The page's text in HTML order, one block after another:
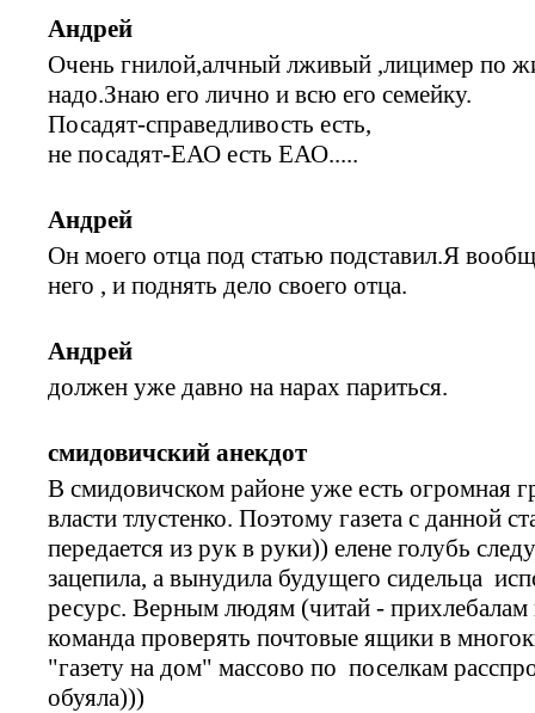
Андрей
Очень гнилой,алчный лживый ,лицимер по
надо.Знаю его лично и всю его семейку.
Посадят-справедливость есть,
не посадят-ЕАО есть ЕАО.....
Андрей
Он моего отца под статью подставил.Я
него , и поднять дело своего отца.
Андрей
должен уже давно на нарах париться.
смидовичский анекдот
В смидовичском районе уже есть огромная
власти тлустенко. Поэтому газета с данной
передается из рук в руки)) елене голубь
зацепила, а вынудила будущего сидельца
ресурс. Верным людям (читай -
команда проверять почтовые ящики в
"газету на дом" массово по поселкам
обуяла)))